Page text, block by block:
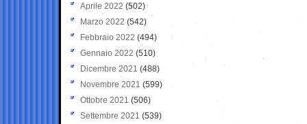
Aprile 2022 (502)
Marzo 2022 (542)
Febbraio 2022 (494)
Gennaio 2022 (510)
Dicembre 2021 (488)
Novembre 2021 (599)
Ottobre 2021 (506)
Settembre 2021 (539)